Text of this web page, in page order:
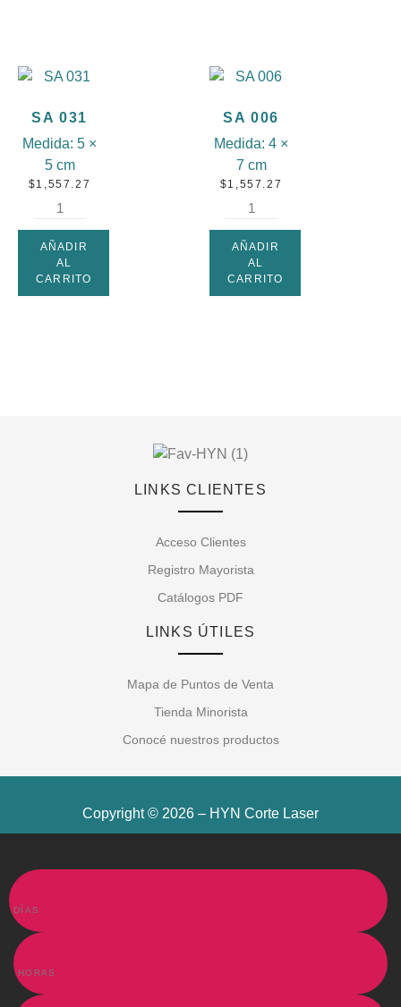
SA 031
Medida:5 ×
5 cm
$1,557.27
AÑADIR
AL
CARRITO
SA 006
Medida:4 ×
7 cm
$1,557.27
AÑADIR
AL
CARRITO
LINKS CLIENTES
Acceso Clientes
Registro Mayorista
Catálogos PDF
LINKS ÚTILES
Mapa de Puntos de Venta
Tienda Minorista
Conocé nuestros productos
Copyright © 2026 – HYN Corte Laser
DÍAS
HORAS